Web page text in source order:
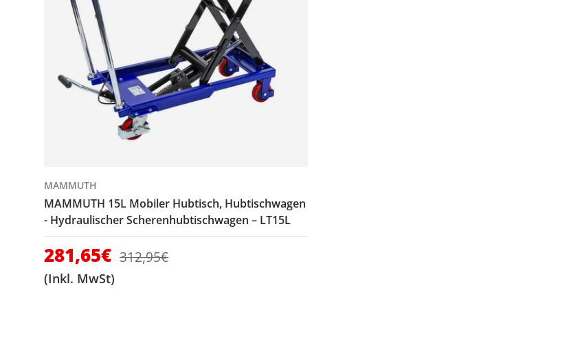
MAMMUTH
MAMMUTH 15L Mobiler Hubtisch, Hubtischwagen
- Hydraulischer Scherenhubtischwagen – LT15L
Verkaufspreis
281,65€ Normaler Preis
312,95€
(Inkl. MwSt)